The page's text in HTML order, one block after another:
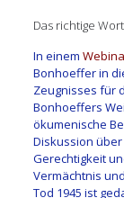
Das richtige
In einem
Bonhoeffer in
Zeugnisses für
Bonhoeffers
ökumenische
Diskussion
Gerechtigkeit
Vermächtnis
Tod 1945 ist